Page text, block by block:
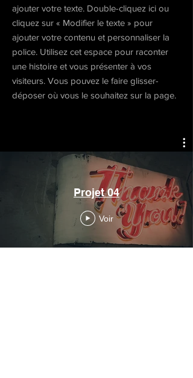
ajouter votre texte. Double-cliquez ici ou
cliquez sur « Modifier le texte » pour
ajouter votre contenu et personnaliser la
police. Utilisez cet espace pour raconter
une histoire et vous présenter à vos
visiteurs. Vous pouvez le faire glisser-
déposer où vous le souhaitez sur la page.
Projet 04
Voir